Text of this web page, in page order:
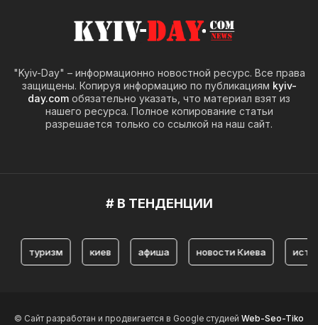
"Kyiv-Day" – информационно новостной ресурс. Все права
защищены. Копируя информацию по публикациям kyiv-
day.com обязательно указать, что материал взят из
нашего ресурса. Полное копирование статьи
разрешается только со ссылкой на наш сайт.
# В ТЕНДЕНЦИИ
киев афиша новости Киева история
© Сайт разработан и продвигается в Google студией Web-Seo-Tiko